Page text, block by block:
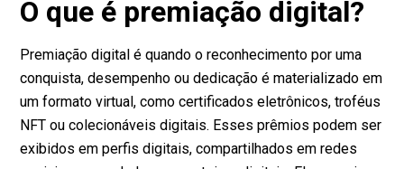
O que é premiação digital?
Premiação digital é quando o reconhecimento por uma
conquista, desempenho ou dedicação é materializado em
um formato virtual, como certificados eletrônicos, troféus
NFT ou colecionáveis digitais. Esses prêmios podem ser
exibidos em perfis digitais, compartilhados em redes